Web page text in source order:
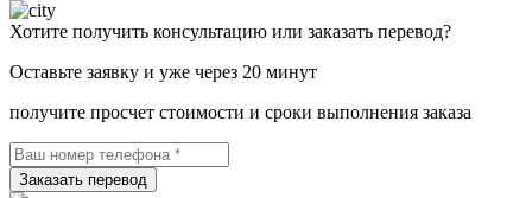
Хотите получить консультацию или заказать перевод?
Оставьте заявку и уже через 20 минут
получите просчет стоимости и сроки выполнения заказа
Заказать перевод